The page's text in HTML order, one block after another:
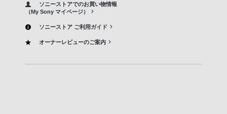
ソニーストアでのお買い物情報
（My Sony マイページ）
ソニーストア ご利用ガイド
オーナーレビューのご案内